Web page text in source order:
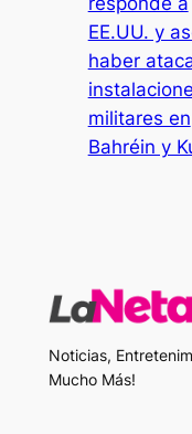
EE.UU. y
haber
militares en
Bahréin y
Noticias,
Mucho Más!